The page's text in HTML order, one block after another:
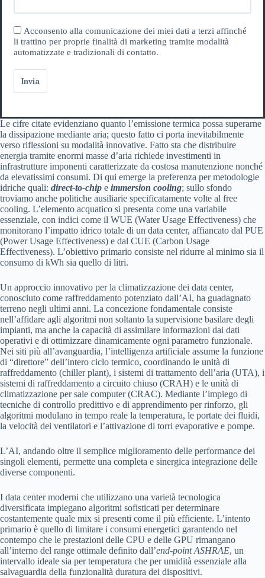
Acconsento alla comunicazione dei miei dati a terzi affinché
li trattino per proprie finalità di marketing tramite modalità
automatizzate e tradizionali di contatto.
Invia
Le cifre citate evidenziano quanto l’emissione termica possa superarne
la dissipazione mediante aria; questo fatto ci porta inevitabilmente
verso riflessioni su modalità innovative. Fatto sta che distribuire
energia tramite enormi masse d’aria richiede investimenti in
infrastrutture imponenti caratterizzate da costosa manutenzione nonché
da elevatissimi consumi. Di qui emerge la preferenza per metodologie
idriche quali: direct-to-chip e immersion cooling; sullo sfondo
troviamo anche politiche ausiliarie specificatamente volte al free
cooling. L’elemento acquatico si presenta come una variabile
essenziale, con indici come il WUE (Water Usage Effectiveness) che
monitorano l’impatto idrico totale di un data center, affiancato dal PUE
(Power Usage Effectiveness) e dal CUE (Carbon Usage
Effectiveness). L’obiettivo primario consiste nel ridurre al minimo sia il
consumo di kWh sia quello di litri.
Un approccio innovativo per la climatizzazione dei data center,
conosciuto come raffreddamento potenziato dall’AI, ha guadagnato
terreno negli ultimi anni. La concezione fondamentale consiste
nell’affidare agli algoritmi non soltanto la supervisione basilare degli
impianti, ma anche la capacità di assimilare informazioni dai dati
operativi e di ottimizzare dinamicamente ogni parametro funzionale.
Nei siti più all’avanguardia, l’intelligenza artificiale assume la funzione
di “direttore” dell’intero ciclo termico, coordinando le unità di
raffreddamento (chiller plant), i sistemi di trattamento dell’aria (UTA), i
sistemi di raffreddamento a circuito chiuso (CRAH) e le unità di
climatizzazione per sale computer (CRAC). Mediante l’impiego di
tecniche di controllo predittivo e di apprendimento per rinforzo, gli
algoritmi modulano in tempo reale la temperatura, le portate dei fluidi,
la velocità dei ventilatori e l’attivazione di torri evaporative e pompe.
L’AI, andando oltre il semplice miglioramento delle performance dei
singoli elementi, permette una completa e sinergica integrazione delle
diverse componenti.
I data center moderni che utilizzano una varietà tecnologica
diversificata impiegano algoritmi sofisticati per determinare
costantemente quale mix si presenti come il più efficiente. L’intento
primario è quello di limitare i consumi energetici garantendo nel
contempo che le prestazioni delle CPU e delle GPU rimangano
all’interno del range ottimale definito dall’end-point ASHRAE, un
intervallo ideale sia per temperatura che per umidità essenziale alla
salvaguardia della funzionalità duratura dei dispositivi.